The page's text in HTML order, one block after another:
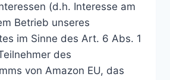
(d.h. Interesse am
Betrieb unseres
im Sinne des Art. 6 Abs. 1
des
von Amazon EU, das